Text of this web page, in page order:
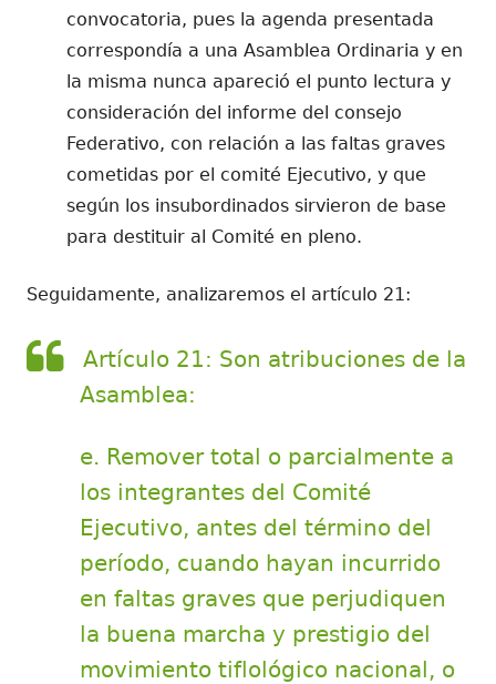
convocatoria, pues la agenda presentada
correspondía a una Asamblea Ordinaria y en
la misma nunca apareció el punto lectura y
consideración del informe del consejo
Federativo, con relación a las faltas graves
cometidas por el comité Ejecutivo, y que
según los insubordinados sirvieron de base
para destituir al Comité en pleno.
Seguidamente, analizaremos el artículo 21:
Artículo 21: Son atribuciones de la
Asamblea:
e. Remover total o parcialmente a
los integrantes del Comité
Ejecutivo, antes del término del
período, cuando hayan incurrido
en faltas graves que perjudiquen
la buena marcha y prestigio del
movimiento tiflológico nacional, o